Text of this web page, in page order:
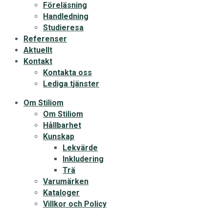
Föreläsning
Handledning
Studieresa
Referenser
Aktuellt
Kontakt
Kontakta oss
Lediga tjänster
Om Stiliom
Om Stiliom
Hållbarhet
Kunskap
Lekvärde
Inkludering
Trä
Varumärken
Kataloger
Villkor och Policy